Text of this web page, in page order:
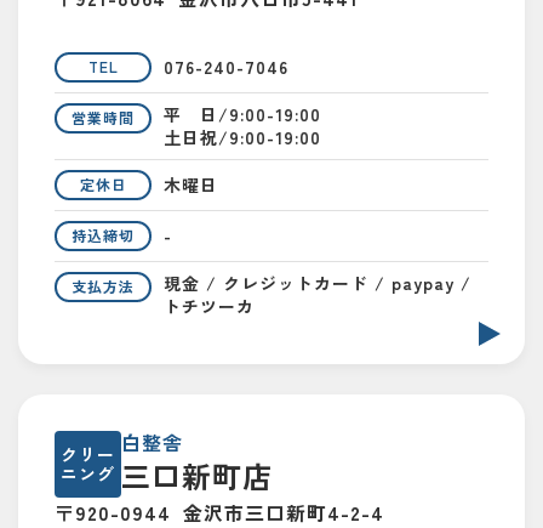
TEL 076-240-7046
営業時間
平 日/9:00-19:00
土日祝/9:00-19:00
定休日 木曜日
持込締切 -
支払方法
現金 / クレジットカード / paypay /
トチツーカ
クリー
ニング
白整舎
三口新町店
〒920-0944 金沢市三口新町4-2-4